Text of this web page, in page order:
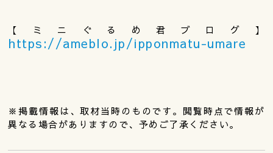
【ミニぐるめ君ブログ】
https://ameblo.jp/ipponmatu-umare
※掲載情報は、取材当時のものです。閲覧時点で情報が
異なる場合がありますので、予めご了承ください。